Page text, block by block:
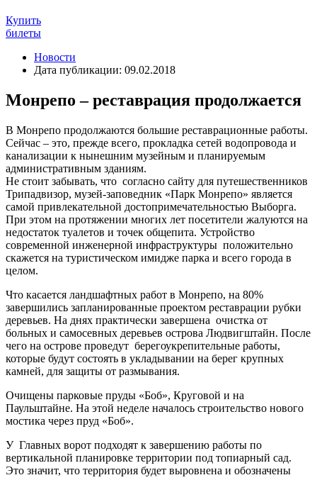
Купить
билеты
Новости
Дата публикации: 09.02.2018
Монрепо – реставрация продолжается
В Монрепо продолжаются большие реставрационные работы.
Сейчас – это, прежде всего, прокладка сетей водопровода и
канализации к нынешним музейным и планируемым
административным зданиям.
Не стоит забывать, что согласно сайту для путешественников
Трипадвизор, музей-заповедник «Парк Монрепо» является
самой привлекательной достопримечательностью Выборга.
При этом на протяжении многих лет посетители жалуются на
недостаток туалетов и точек общепита. Устройство
современной инженерной инфраструктуры положительно
скажется на туристическом имидже парка и всего города в
целом.
Что касается ландшафтных работ в Монрепо, на 80%
завершились запланированные проектом реставрации рубки
деревьев. На днях практически завершена очистка от
больных и самосевных деревьев острова Людвигштайн. После
чего на острове проведут берегоукрепительные работы,
которые будут состоять в укладывании на берег крупных
камней, для защиты от размывания.
Очищены парковые пруды «Боб», Круговой и на
Паульштайне. На этой неделе началось строительство нового
мостика через пруд «Боб».
У Главных ворот подходят к завершению работы по
вертикальной планировке территории под топиарный сад.
Это значит, что территория будет выровнена и обозначены